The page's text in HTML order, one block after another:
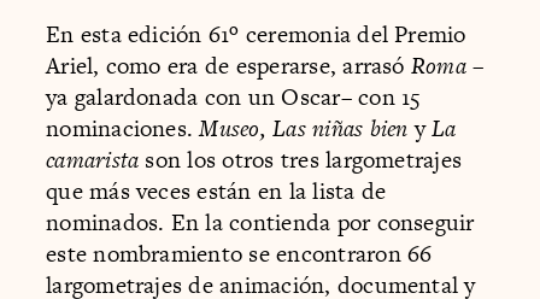
En esta edición 61º ceremonia del Premio
Ariel, como era de esperarse, arrasó Roma –
ya galardonada con un Oscar– con 15
nominaciones.Museo, Las niñas bienyLa
camarista son los otros tres largometrajes
que más veces están en la lista de
nominados. En la contienda por conseguir
este nombramiento se encontraron 66
largometrajes de animación, documental y